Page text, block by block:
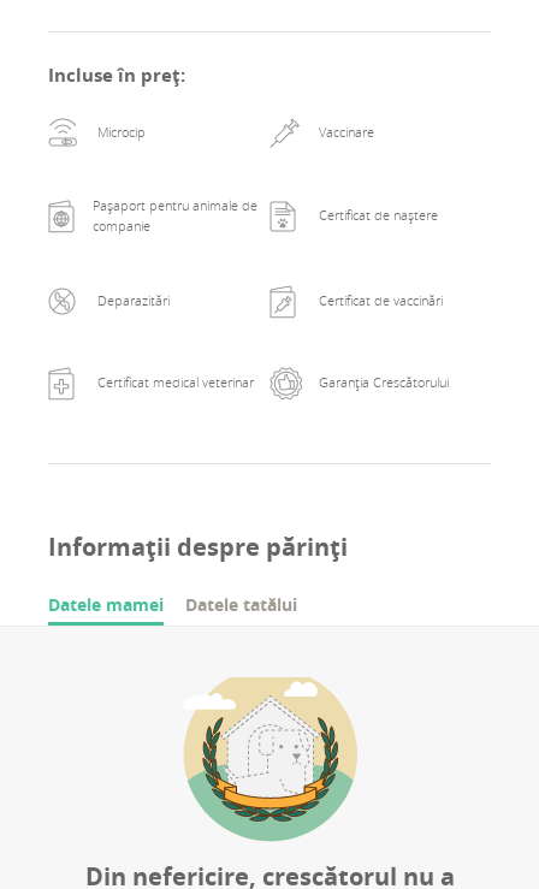
Incluse în preț:
Microcip Vaccinare
Pașaport pentru animale de
companie
Certificat de naștere
Deparazitări Certificat de vaccinări
Certificat medical veterinar Garanția Crescătorului
Informații despre părinți
Datele mamei Datele tatălui
Din nefericire, crescătorul nu a